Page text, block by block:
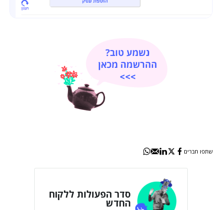
שתפו חברים
סדר הפעולות ללקוח
החדש